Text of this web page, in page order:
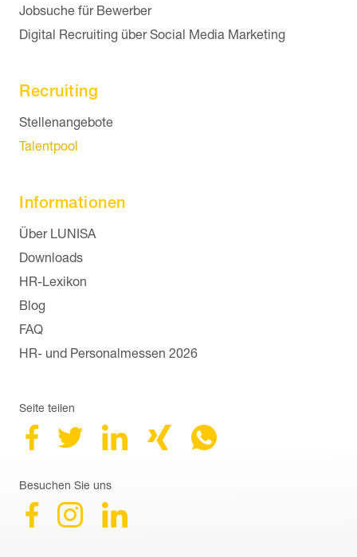
Navigation überspringen
Jobsuche für Bewerber
Digital Recruiting über Social Media Marketing
Recruiting
Navigation überspringen
Stellenangebote
Talentpool
Informationen
Navigation überspringen
Über LUNISA
Downloads
HR-Lexikon
Blog
FAQ
HR- und Personalmessen 2026
Seite teilen
Besuchen Sie uns